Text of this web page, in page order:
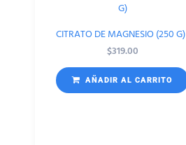
CITRATO DE MAGNESIO (250 G)
$319.00
AÑADIR AL CARRITO